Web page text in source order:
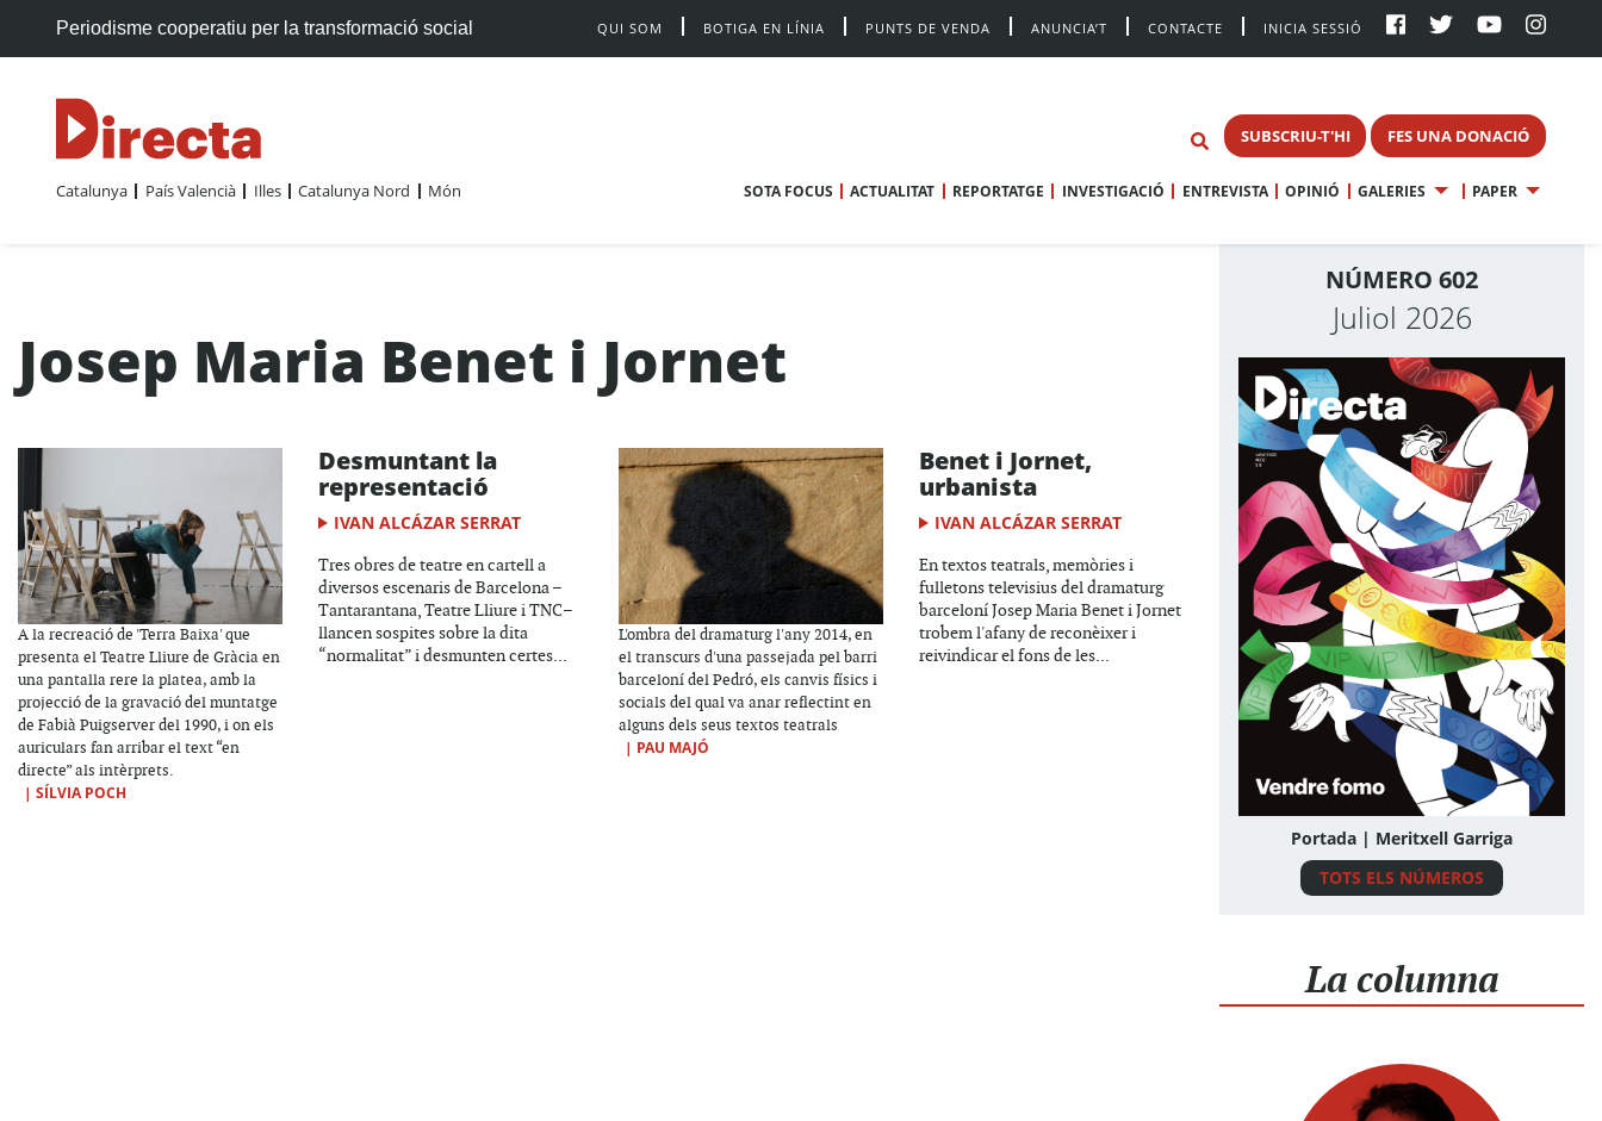
Periodisme cooperatiu per la transformació social QUI SOM BOTIGA EN LÍNIA PUNTS DE VENDA ANUNCIA’T CONTACTE INICIA SESSIÓ
SUBSCRIU-T'HI FES UNA DONACIÓ
Catalunya País Valencià Illes Catalunya Nord Món SOTA FOCUS ACTUALITAT REPORTATGE INVESTIGACIÓ ENTREVISTA OPINIÓ GALERIES PAPER
Josep Maria Benet i Jornet
A la recreació de 'Terra Baixa' que
presenta el Teatre Lliure de Gràcia en
una pantalla rere la platea, amb la
projecció de la gravació del muntatge
de Fabià Puigserver del 1990, i on els
auriculars fan arribar el text “en
directe” als intèrprets.
| SÍLVIA POCH
Desmuntant la
representació
IVAN ALCÁZAR SERRAT
Tres obres de teatre en cartell a
diversos escenaris de Barcelona –
Tantarantana, Teatre Lliure i TNC–
llancen sospites sobre la dita
“normalitat” i desmunten certes...
L'ombra del dramaturg l'any 2014, en
el transcurs d'una passejada pel barri
barceloní del Pedró, els canvis físics i
socials del qual va anar reflectint en
alguns dels seus textos teatrals
| PAU MAJÓ
Benet i Jornet,
urbanista
IVAN ALCÁZAR SERRAT
En textos teatrals, memòries i
fulletons televisius del dramaturg
barceloní Josep Maria Benet i Jornet
trobem l'afany de reconèixer i
reivindicar el fons de les...
NÚMERO 602
Juliol 2026
Portada | Meritxell Garriga
TOTS ELS NÚMEROS
La columna